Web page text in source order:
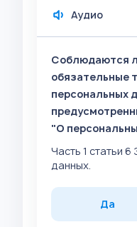
Аудио
Соблюдаются
обязательные
персональных
"О
Часть 1 статьи
данных.
Да